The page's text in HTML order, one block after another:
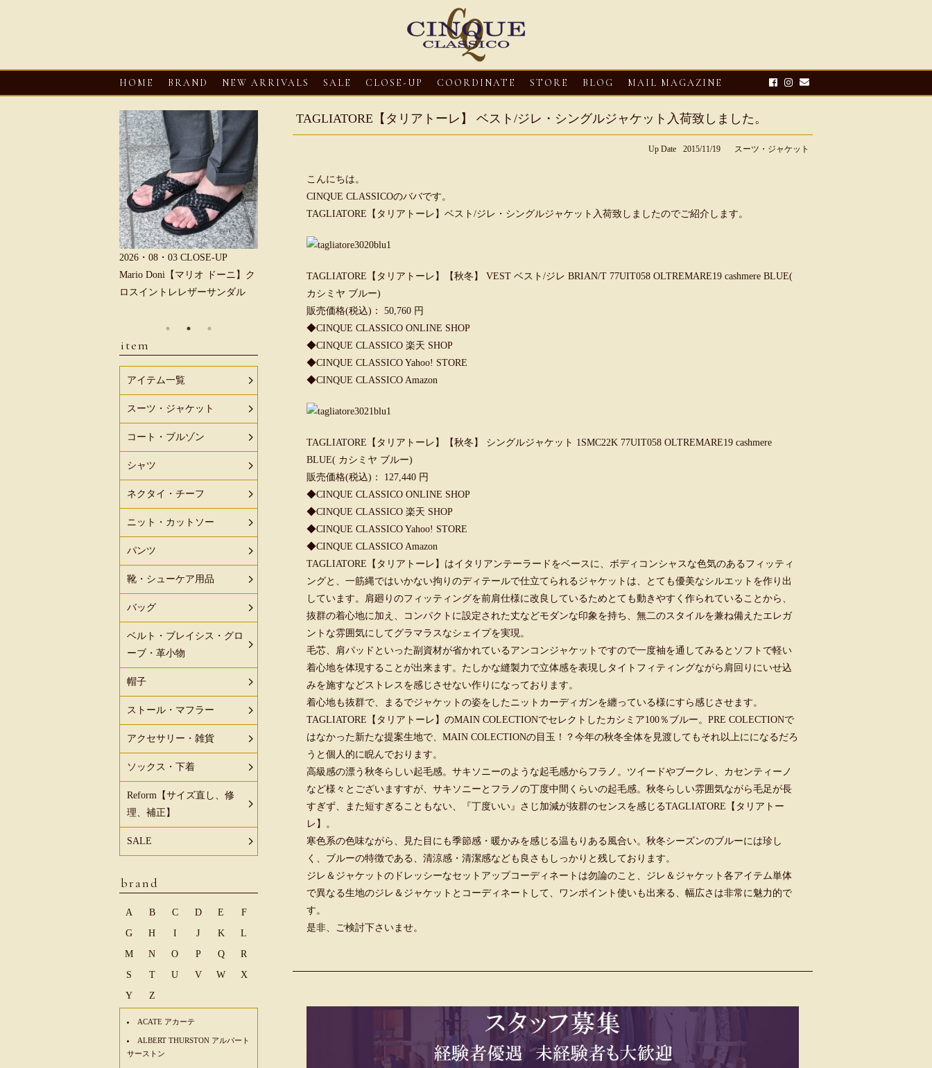
HOME BRAND NEW ARRIVALS SALE CLOSE-UP COORDINATE STORE BLOG MAIL MAGAZINE
TAGLIATORE【タリアトーレ】 ベスト/ジレ・シングルジャケット入荷致しました。
Up Date 2015/11/19 スーツ・ジャケット
こんにちは。
CINQUE CLASSICOのババです。
TAGLIATORE【タリアトーレ】ベスト/ジレ・シングルジャケット入荷致しましたのでご紹介します。
TAGLIATORE【タリアトーレ】【秋冬】 VEST ベスト/ジレ BRIAN/T 77UIT058 OLTREMARE19 cashmere BLUE(
カシミヤ ブルー)
販売価格(税込)： 50,760 円
◆CINQUE CLASSICO ONLINE SHOP
◆CINQUE CLASSICO 楽天 SHOP
◆CINQUE CLASSICO Yahoo! STORE
◆CINQUE CLASSICO Amazon
TAGLIATORE【タリアトーレ】【秋冬】 シングルジャケット 1SMC22K 77UIT058 OLTREMARE19 cashmere
BLUE( カシミヤ ブルー)
販売価格(税込)： 127,440 円
◆CINQUE CLASSICO ONLINE SHOP
◆CINQUE CLASSICO 楽天 SHOP
◆CINQUE CLASSICO Yahoo! STORE
◆CINQUE CLASSICO Amazon
TAGLIATORE【タリアトーレ】はイタリアンテーラードをベースに、ボディコンシャスな色気のあるフィッティ
ングと、一筋縄ではいかない拘りのディテールで仕立てられるジャケットは、とても優美なシルエットを作り出
しています。肩廻りのフィッティングを前肩仕様に改良しているためとても動きやすく作られていることから、
抜群の着心地に加え、コンパクトに設定された丈などモダンな印象を持ち、無二のスタイルを兼ね備えたエレガ
ントな雰囲気にしてグラマラスなシェイプを実現。
毛芯、肩パッドといった副資材が省かれているアンコンジャケットですので一度袖を通してみるとソフトで軽い
着心地を体現することが出来ます。たしかな縫製力で立体感を表現しタイトフィティングながら肩回りにいせ込
みを施すなどストレスを感じさせない作りになっております。
着心地も抜群で、まるでジャケットの姿をしたニットカーディガンを纏っている様にすら感じさせます。
TAGLIATORE【タリアトーレ】のMAIN COLECTIONでセレクトしたカシミア100％ブルー。PRE COLECTIONで
はなかった新たな提案生地で、MAIN COLECTIONの目玉！？今年の秋冬全体を見渡してもそれ以上にになるだろ
うと個人的に睨んでおります。
高級感の漂う秋冬らしい起毛感。サキソニーのような起毛感からフラノ。ツイードやブークレ、カセンティーノ
など様々とございますすが、サキソニーとフラノの丁度中間くらいの起毛感。秋冬らしい雰囲気ながら毛足が長
すぎず、また短すぎることもない、『丁度いい』さじ加減が抜群のセンスを感じるTAGLIATORE【タリアトー
レ】。
寒色系の色味ながら、見た目にも季節感・暖かみを感じる温もりある風合い。秋冬シーズンのブルーには珍し
く、ブルーの特徴である、清涼感・清潔感なども良さもしっかりと残しております。
ジレ＆ジャケットのドレッシーなセットアップコーディネートは勿論のこと、ジレ＆ジャケット各アイテム単体
で異なる生地のジレ＆ジャケットとコーディネートして、ワンポイント使いも出来る、幅広さは非常に魅力的で
す。
是非、ご検討下さいませ。
2026・08・03 CLOSE-UP
Mario Doni【マリオ ドーニ】ク
ロスイントレレザーサンダル
Mario Doni【マリオ ドーニ】オ
ープントゥミュール レザーサン
HEREU【へリュー】フィッシ
Mario Doni【マリオ ドーニ】ク Mario Doni【マリオ ドーニ】オ
item
アイテム一覧
スーツ・ジャケット
コート・ブルゾン
シャツ
ネクタイ・チーフ
ニット・カットソー
パンツ
靴・シューケア用品
バッグ
ベルト・ブレイシス・グロ
ーブ・革小物
帽子
ストール・マフラー
アクセサリー・雑貨
ソックス・下着
Reform【サイズ直し、修
理、補正】
SALE
brand
A B C D E
F
G
H I J K
L
M
N O P Q
R
S
T U V W
X
Y
Z
ACATE アカーテ
ALBERT THURSTON アルバート
サーストン